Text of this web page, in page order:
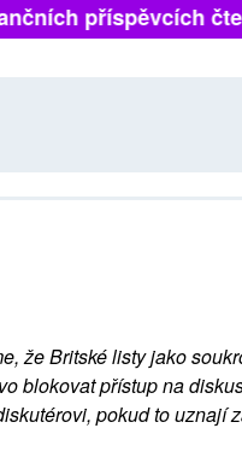
příspěvcích
že Britské listy jako
blokovat přístup na
pokud to uznají